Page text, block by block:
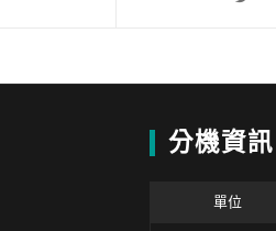
分機資訊
單位